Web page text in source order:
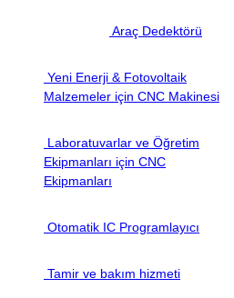
Araç Dedektörü
Yeni Enerji & Fotovoltaik
Malzemeler için CNC Makinesi
Laboratuvarlar ve Öğretim
Ekipmanları için CNC
Ekipmanları
Otomatik IC Programlayıcı
Tamir ve bakım hizmeti